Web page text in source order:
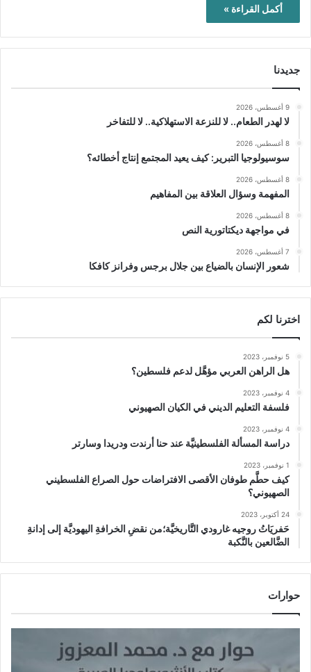
أكمل القراءة »
جديدنا
9 أغسطس، 2026
لا لهدر الطعام.. لا للنزعة الاستهلاكية.. لا للتفاخر
8 أغسطس، 2026
سوسيولوجيا التبرير: كيف يعيد المجتمع إنتاج أخطائه؟
8 أغسطس، 2026
المفهمة وسؤال العلاقة بين المفاهيم
8 أغسطس، 2026
في مواجهة ديكتاتورية النص
7 أغسطس، 2026
شعور الإنسان بالضياع بين جلال برجس وفرانز كافكا
اخترنا لكم
5 نوفمبر، 2023
هل الراهن العربي مؤهَّل لدعم فلسطين؟
4 نوفمبر، 2023
فلسفة التعليم الديني في الكيان الصهيوني
4 نوفمبر، 2023
دراسة المسألة الفلسطينيَّة عند حنا أرندت ودريدا وسارتر
1 نوفمبر، 2023
كيف حطَّم طوفان الأقصى الافتراضات حول الصراع الفلسطيني
الصهيوني؟
24 أكتوبر، 2023
حَفريَاتُ روجيه غارودي التَّاريخيَّة؛من نقضِ الخرافةِ اليهوديَّة إلى إدانةِ
الضَّالعين بالنَّكبة
حوارات